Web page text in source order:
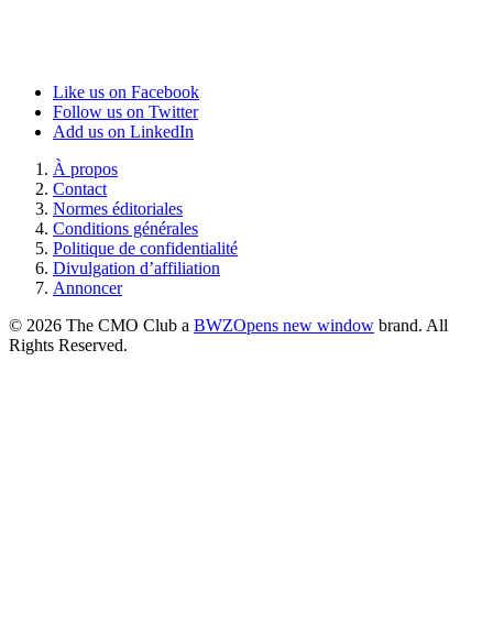
Like us on Facebook
Follow us on Twitter
Add us on LinkedIn
À propos
Contact
Normes éditoriales
Conditions générales
Politique de confidentialité
Divulgation d’affiliation
Annoncer
© 2026 The CMO Club a BWZOpens new window brand. All
Rights Reserved.